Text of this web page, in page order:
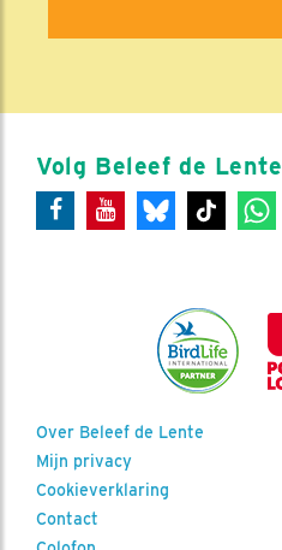
Volg Beleef de Lente
Over Beleef de Lente
Mijn privacy
Cookieverklaring
Contact